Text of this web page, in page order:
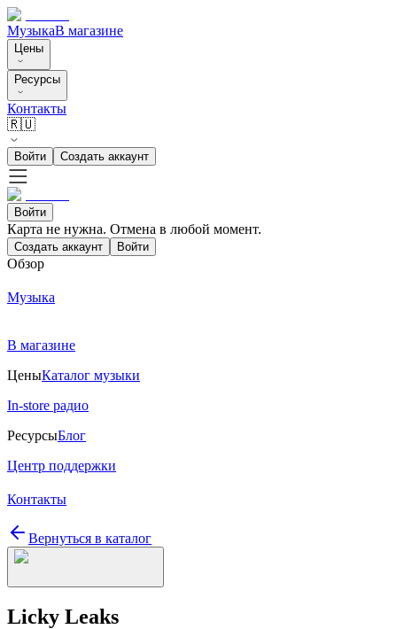
МузыкаВ магазине
Цены
Ресурсы
Контакты
🇷🇺
Войти Создать аккаунт
Войти
Карта не нужна. Отмена в любой момент.
Создать аккаунт Войти
Обзор
Музыка
В магазине
ЦеныКаталог музыки
In-store радио
РесурсыБлог
Центр поддержки
Контакты
Вернуться в каталог
Licky Leaks